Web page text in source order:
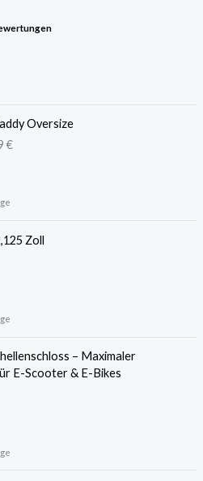
Oversize
€
k
t
e
i
s
Zoll
– Maximaler
E-Scooter & E-Bikes